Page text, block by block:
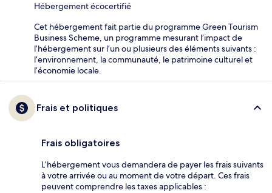
Hébergement écocertifié
Cet hébergement fait partie du programme Green Tourism
Business Scheme, un programme mesurant l’impact de
l’hébergement sur l’un ou plusieurs des éléments suivants :
l’environnement, la communauté, le patrimoine culturel et
l’économie locale.
Frais et politiques
Frais obligatoires
L’hébergement vous demandera de payer les frais suivants
à votre arrivée ou au moment de votre départ. Ces frais
peuvent comprendre les taxes applicables :